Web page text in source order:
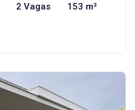
2 Vagas 153 m²